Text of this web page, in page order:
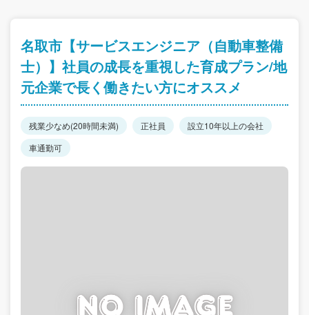
名取市【サービスエンジニア（自動車整備
士）】社員の成長を重視した育成プラン/地
元企業で長く働きたい方にオススメ
残業少なめ(20時間未満) 正社員
設立10年以上の会社
車通勤可